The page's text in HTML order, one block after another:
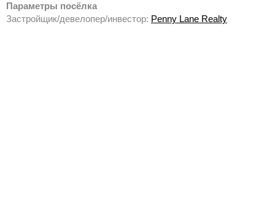
Параметры посёлка
Застройщик/девелопер/инвестор: Penny Lane Realty